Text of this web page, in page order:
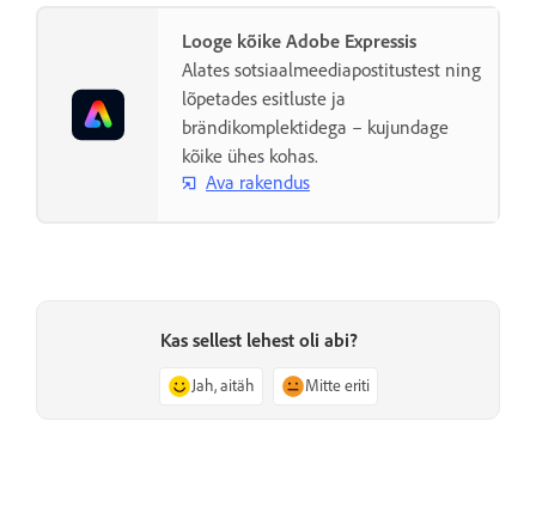
Looge kõike Adobe Expressis
Alates sotsiaalmeediapostitustest ning
lõpetades esitluste ja
brändikomplektidega – kujundage
kõike ühes kohas.
Ava rakendus
Kas sellest lehest oli abi?
Jah, aitäh Mitte eriti